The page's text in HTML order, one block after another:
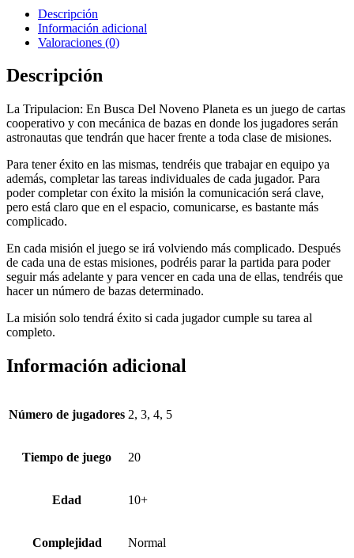
Busca
Noveno
Planeta
Descripción
Información adicional
Valoraciones (0)
Descripción
La Tripulacion: En Busca Del Noveno Planeta es un juego de cartas
cooperativo y con mecánica de bazas en donde los jugadores serán
astronautas que tendrán que hacer frente a toda clase de misiones.
Para tener éxito en las mismas, tendréis que trabajar en equipo ya
además, completar las tareas individuales de cada jugador. Para
poder completar con éxito la misión la comunicación será clave,
pero está claro que en el espacio, comunicarse, es bastante más
complicado.
En cada misión el juego se irá volviendo más complicado. Después
de cada una de estas misiones, podréis parar la partida para poder
seguir más adelante y para vencer en cada una de ellas, tendréis que
hacer un número de bazas determinado.
La misión solo tendrá éxito si cada jugador cumple su tarea al
completo.
Información adicional
Número de jugadores 2, 3, 4, 5
Tiempo de juego 20
Edad 10+
Complejidad Normal